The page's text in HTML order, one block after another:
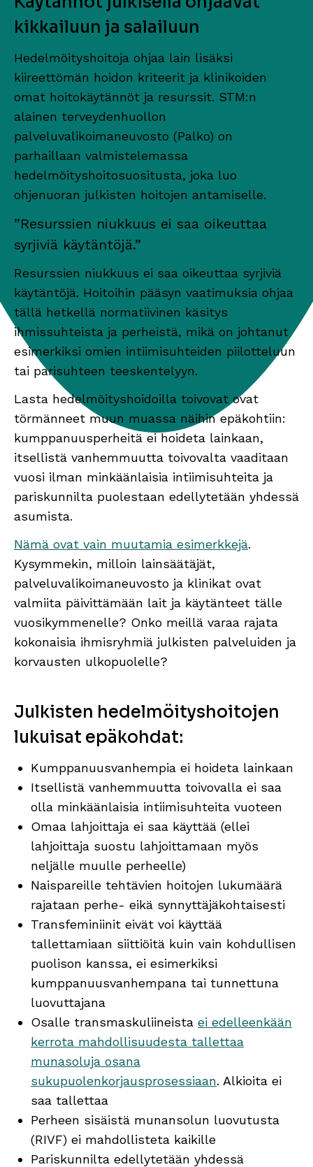
kikkailuun ja salailuun
Hedelmöityshoitoja ohjaa lain lisäksi
kiireettömän hoidon kriteerit ja klinikoiden
omat hoitokäytännöt ja resurssit. STM:n
alainen terveydenhuollon
palveluvalikoimaneuvosto (Palko) on
parhaillaan valmistelemassa
hedelmöityshoitosuositusta, joka luo
ohjenuoran julkisten hoitojen antamiselle.
”Resurssien niukkuus ei saa oikeuttaa
syrjiviä käytäntöjä.”
Resurssien niukkuus ei saa oikeuttaa syrjiviä
käytäntöjä. Hoitoihin pääsyn vaatimuksia ohjaa
tällä hetkellä normatiivinen käsitys
ihmissuhteista ja perheistä, mikä on johtanut
esimerkiksi omien intiimisuhteiden piilotteluun
tai parisuhteen teeskentelyyn.
Lasta hedelmöityshoidoilla toivovat ovat
törmänneet muun muassa näihin epäkohtiin:
kumppanuusperheitä ei hoideta lainkaan,
itsellistä vanhemmuutta toivovalta vaaditaan
vuosi ilman minkäänlaisia intiimisuhteita ja
pariskunnilta puolestaan edellytetään yhdessä
asumista.
Nämä ovat vain muutamia esimerkkejä.
Kysymmekin, milloin lainsäätäjät,
palveluvalikoimaneuvosto ja klinikat ovat
valmiita päivittämään lait ja käytänteet tälle
vuosikymmenelle? Onko meillä varaa rajata
kokonaisia ihmisryhmiä julkisten palveluiden ja
korvausten ulkopuolelle?
Julkisten hedelmöityshoitojen
lukuisat epäkohdat:
Kumppanuusvanhempia ei hoideta lainkaan
Itsellistä vanhemmuutta toivovalla ei saa
olla minkäänlaisia intiimisuhteita vuoteen
Omaa lahjoittaja ei saa käyttää (ellei
lahjoittaja suostu lahjoittamaan myös
neljälle muulle perheelle)
Naispareille tehtävien hoitojen lukumäärä
rajataan perhe- eikä synnyttäjäkohtaisesti
Transfeminiinit eivät voi käyttää
tallettamiaan siittiöitä kuin vain kohdullisen
puolison kanssa, ei esimerkiksi
kumppanuusvanhempana tai tunnettuna
luovuttajana
Osalle transmaskuliineista ei edelleenkään
kerrota mahdollisuudesta tallettaa
munasoluja osana
sukupuolenkorjausprosessiaan. Alkioita ei
saa tallettaa
Perheen sisäistä munansolun luovutusta
(RIVF) ei mahdollisteta kaikille
Pariskunnilta edellytetään yhdessä